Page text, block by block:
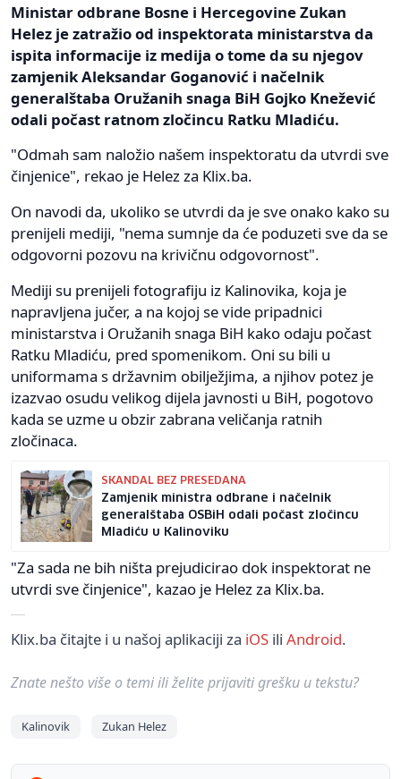
Ministar odbrane Bosne i Hercegovine Zukan
Helez je zatražio od inspektorata ministarstva da
ispita informacije iz medija o tome da su njegov
zamjenik Aleksandar Goganović i načelnik
generalštaba Oružanih snaga BiH Gojko Knežević
odali počast ratnom zločincu Ratku Mladiću.
"Odmah sam naložio našem inspektoratu da utvrdi sve
činjenice", rekao je Helez za Klix.ba.
On navodi da, ukoliko se utvrdi da je sve onako kako su
prenijeli mediji, "nema sumnje da će poduzeti sve da se
odgovorni pozovu na krivičnu odgovornost".
Mediji su prenijeli fotografiju iz Kalinovika, koja je
napravljena jučer, a na kojoj se vide pripadnici
ministarstva i Oružanih snaga BiH kako odaju počast
Ratku Mladiću, pred spomenikom. Oni su bili u
uniformama s državnim obilježjima, a njihov potez je
izazvao osudu velikog dijela javnosti u BiH, pogotovo
kada se uzme u obzir zabrana veličanja ratnih
zločinaca.
SKANDAL BEZ PRESEDANA
Zamjenik ministra odbrane i načelnik
generalštaba OSBiH odali počast zločincu
Mladiću u Kalinoviku
"Za sada ne bih ništa prejudicirao dok inspektorat ne
utvrdi sve činjenice", kazao je Helez za Klix.ba.
Klix.ba čitajte i u našoj aplikaciji za iOS ili Android.
Znate nešto više o temi ili želite prijaviti grešku u tekstu?
Kalinovik Zukan Helez